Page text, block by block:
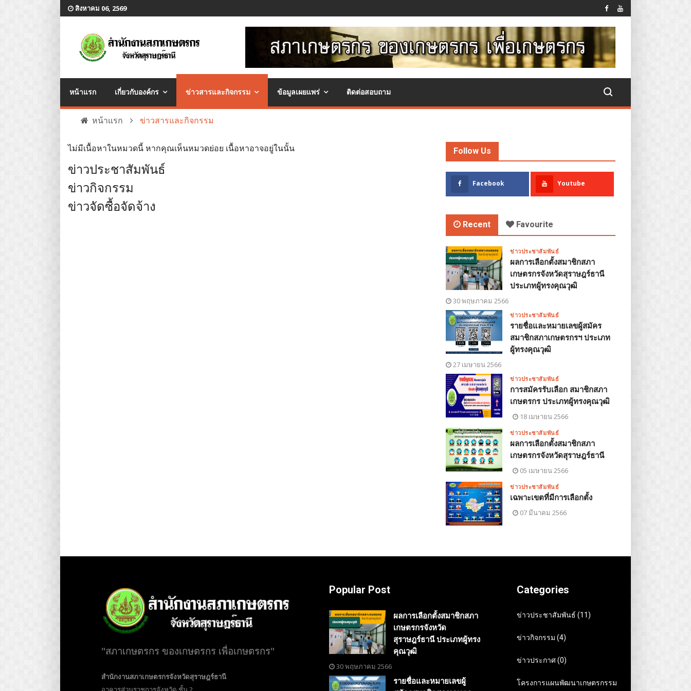
สิงหาคม 06, 2569
หน้าแรก เกี่ยวกับองค์กร ข่าวสารและกิจกรรม ข้อมูลเผยแพร่ ติดต่อสอบถาม
หน้าแรก ข่าวสารและกิจกรรม
ไม่มีเนื้อหาในหมวดนี้ หากคุณเห็นหมวดย่อย เนื้อหาอาจอยู่ในนั้น
ข่าวประชาสัมพันธ์
ข่าวกิจกรรม
ข่าวจัดซื้อจัดจ้าง
Follow Us
Facebook Youtube
Recent Favourite
ผลการเลือกตั้งสมาชิกสภา
เกษตรกรจังหวัดสุราษฎร์ธานี
ประเภทผู้ทรงคุณวุฒิ
30 พฤษภาคม 2566
ข่าวประชาสัมพันธ์
รายชื่อและหมายเลขผู้สมัคร
สมาชิกสภาเกษตรกรฯ ประเภท
ผู้ทรงคุณวุฒิ
27 เมษายน 2566
ข่าวประชาสัมพันธ์
การสมัครรับเลือก สมาชิกสภา
เกษตรกร ประเภทผู้ทรงคุณวุฒิ
18 เมษายน 2566
ข่าวประชาสัมพันธ์
ผลการเลือกตั้งสมาชิกสภา
เกษตรกรจังหวัดสุราษฎร์ธานี
05 เมษายน 2566
ข่าวประชาสัมพันธ์
เฉพาะเขตที่มีการเลือกตั้ง
07 มีนาคม 2566
ข่าวประชาสัมพันธ์
"สภาเกษตรกร ของเกษตรกร เพื่อเกษตรกร"
สำนักงานสภาเกษตรกรจังหวัดสุราษฎร์ธานี
Popular Post
ผลการเลือกตั้งสมาชิกสภา
เกษตรกรจังหวัด
สุราษฎร์ธานี ประเภทผู้ทรง
คุณวุฒิ
30 พฤษภาคม 2566
รายชื่อและหมายเลขผู้
Categories
ข่าวประชาสัมพันธ์ (11)
ข่าวกิจกรรม (4)
ข่าวประกาศ (0)
โครงการแผนพัฒนาเกษตรกรรม